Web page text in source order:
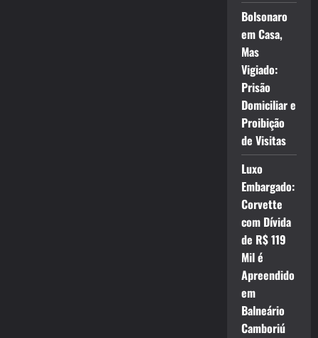
Bolsonaro
em Casa,
Mas
Vigiado:
Prisão
Domiciliar e
Proibição
de Visitas
Luxo
Embargado:
Corvette
com Dívida
de R$ 119
Mil é
Apreendido
em
Balneário
Camboriú